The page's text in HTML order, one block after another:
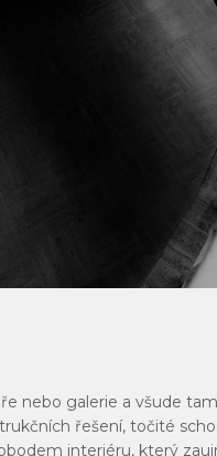
nebo galerie a všude
řešení, točité
interiéru, který